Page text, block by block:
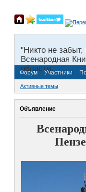
"Никто не забыт,
Всенародная
области.
Форум Участники
Активные темы
Объявление